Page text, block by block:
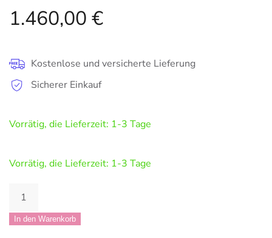
1.460,00 €
Kostenlose und versicherte Lieferung
Sicherer Einkauf
Vorrätig, die Lieferzeit: 1-3 Tage
Vorrätig, die Lieferzeit: 1-3 Tage
Niessing
Classic
In den Warenkorb